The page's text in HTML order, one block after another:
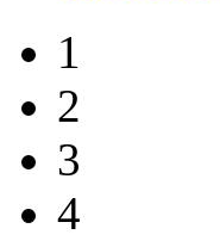
1
2
3
4